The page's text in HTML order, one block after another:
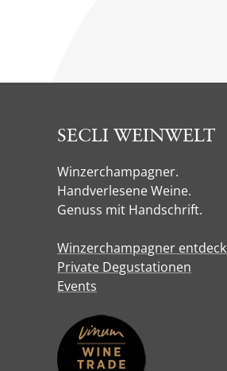
SECLI WEINWELT
Winzerchampagner.
Handverlesene Weine.
Genuss mit Handschrift.
Winzerchampagner
Private Degustationen
Events